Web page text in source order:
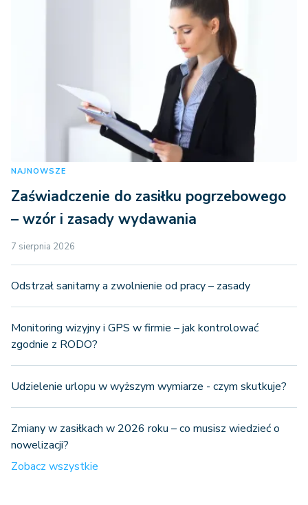
NAJNOWSZE
Zaświadczenie do zasiłku pogrzebowego
– wzór i zasady wydawania
7 sierpnia 2026
Odstrzał sanitarny a zwolnienie od pracy – zasady
Monitoring wizyjny i GPS w firmie – jak kontrolować
zgodnie z RODO?
Udzielenie urlopu w wyższym wymiarze - czym skutkuje?
Zmiany w zasiłkach w 2026 roku – co musisz wiedzieć o
nowelizacji?
Zobacz wszystkie